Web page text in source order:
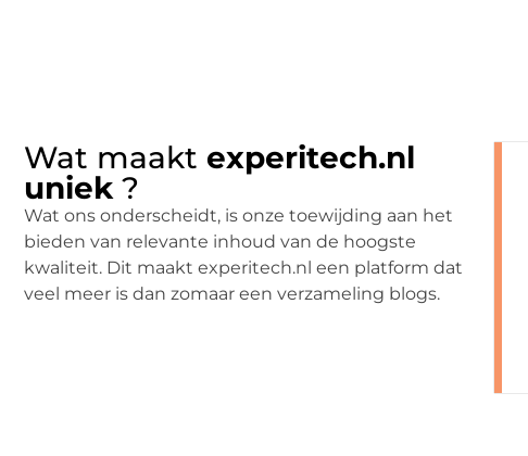
Wat maakt experitech.nl
uniek?
Wat ons onderscheidt, is onze toewijding aan het
bieden van relevante inhoud van de hoogste
kwaliteit. Dit maakt experitech.nl een platform dat
veel meer is dan zomaar een verzameling blogs.